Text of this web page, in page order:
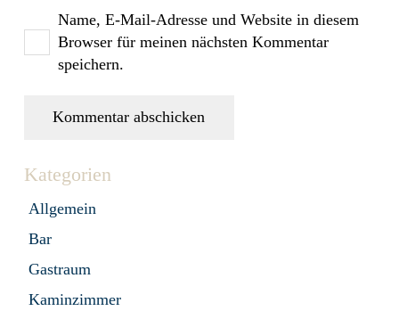
Name, E-Mail-Adresse und Website in diesem
Browser für meinen nächsten Kommentar
speichern.
Kommentar abschicken
Kategorien
Allgemein
Bar
Gastraum
Kaminzimmer